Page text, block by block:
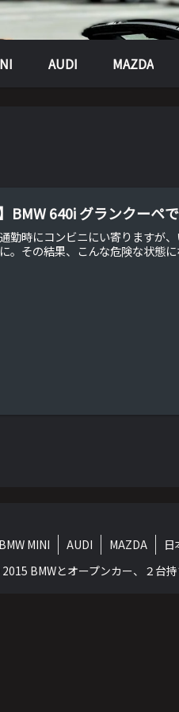
AUDI MAZDA
】BMW 640i グランクー
勤時にコンビニにい寄りますが
。その結果、こんな危険な状態
BMW MINI AUDI MAZDA 日
BMWとオープンカー、２台